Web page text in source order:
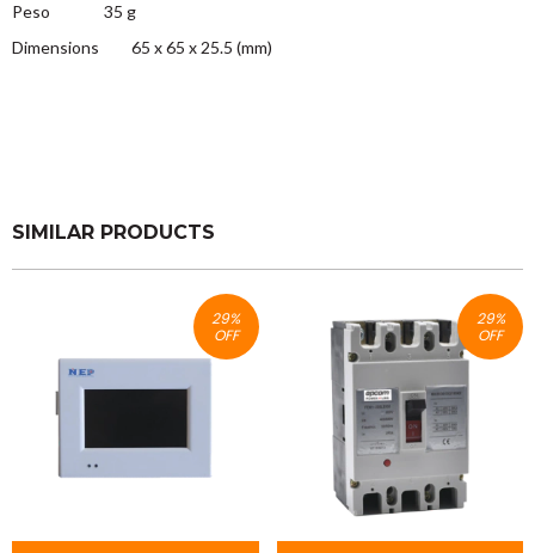
Peso 35 g
Dimensions 65 x 65 x 25.5 (mm)
SIMILAR PRODUCTS
29%
OFF
29%
OFF